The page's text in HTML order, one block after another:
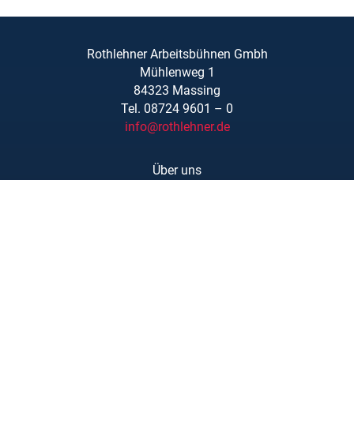
Rothlehner Arbeitsbühnen Gmbh
Mühlenweg 1
84323 Massing
Tel. 08724 9601 – 0
info@rothlehner.de
Über uns